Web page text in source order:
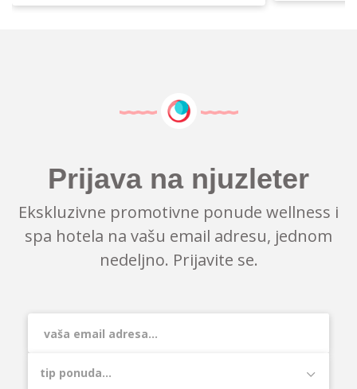
Prijava na njuzleter
Ekskluzivne promotivne ponude wellness i
spa hotela na vašu email adresu, jednom
nedeljno. Prijavite se.